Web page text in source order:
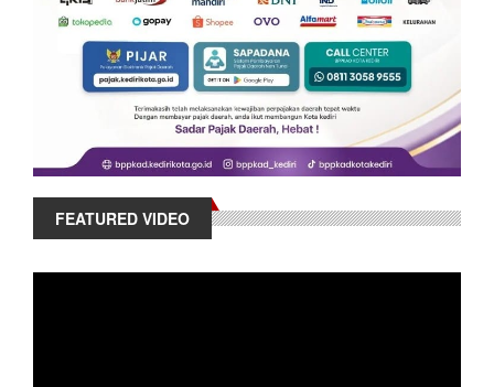
FEATURED VIDEO